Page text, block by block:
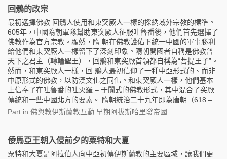
回鶻的改宗
最初選擇佛教 回鶻人使用和東突厥人一樣的採納域外宗教的標準。
605年，中國隋朝軍隊幫助東突厥人征服吐魯番後，他們首先選擇了
佛教作為官方宗教。顯然，隋 朝在佛教護佑下統一中國的軍事勝利
給他們和東突厥人一樣留下了深刻印象。隋朝開國者自稱是佛教普
天下之君主（轉輪聖王），回鶻和東突厥首領都自稱為“菩提王子”。
然而，和東突厥人一樣，回 鶻人最初信仰了一種中亞形式的、而非
中原形式的佛教，以防漢文化之同化。和東突厥人一樣，他們基本
上信奉了在吐魯番的吐火羅 – 于闐式的佛教形式，其中混合了突厥
傳統和一些中國北方的要素。 隋朝統治二十九年即為唐朝（618 –...
Part in 佛與教伊斯蘭教互動:早期阿拔斯哈里發帝國
倭馬亞王朝入侵前夕的粟特和大夏
粟特和大夏是阿拉伯人向中亞初傳伊斯蘭教的主要區域，讓我們更